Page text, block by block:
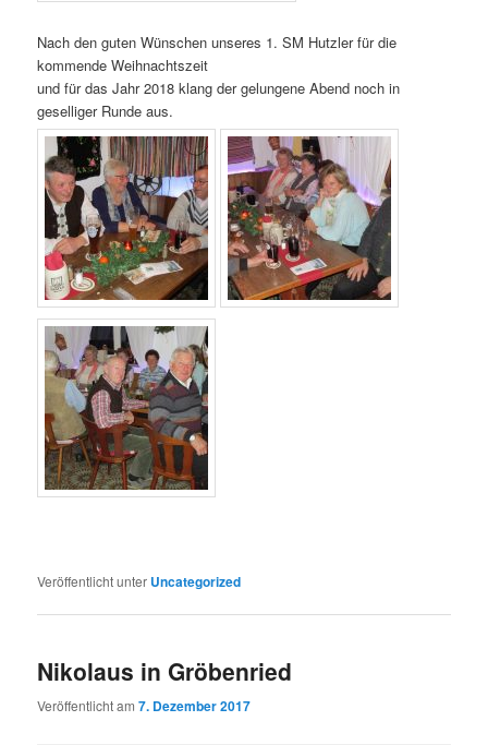
Nach den guten Wünschen unseres 1. SM Hutzler für die
kommende Weihnachtszeit
und für das Jahr 2018 klang der gelungene Abend noch in
geselliger Runde aus.
Veröffentlicht unter Uncategorized
Nikolaus in Gröbenried
Veröffentlicht am7. Dezember 2017